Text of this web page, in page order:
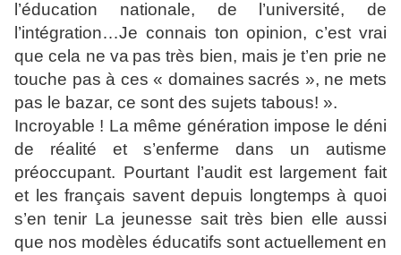
l’éducation nationale, de l’université, de
l’intégration…Je connais ton opinion, c’est vrai
que cela ne va pas très bien, mais je t’en prie ne
touche pas à ces « domaines sacrés », ne mets
pas le bazar, ce sont des sujets tabous! ».
Incroyable ! La même génération impose le déni
de réalité et
s’enferme dans un autisme
préoccupant. Pourtant l’audit est largement fait
et les français savent depuis longtemps à quoi
s’en tenir La jeunesse sait très bien elle aussi
que nos modèles éducatifs sont actuellement en